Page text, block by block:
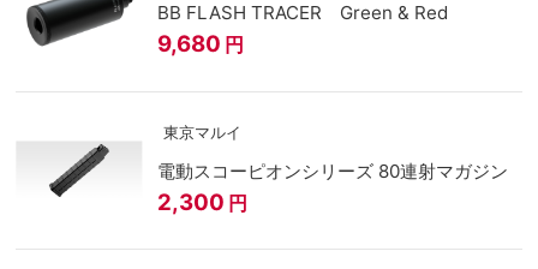
BB FLASH TRACER Green & Red
9,680 円
東京マルイ
電動スコーピオンシリーズ 80連射マガジン
2,300 円